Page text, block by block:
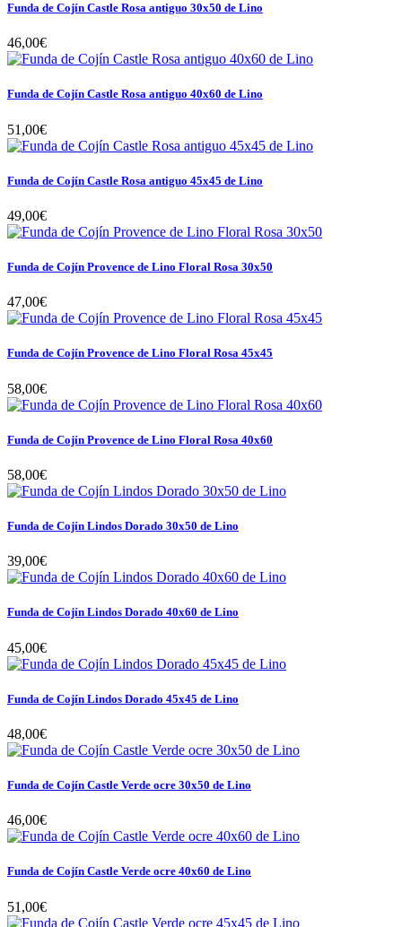
Funda de Cojín Castle Rosa antiguo 30x50 de Lino
46,00€
Funda de Cojín Castle Rosa antiguo 40x60 de Lino
51,00€
Funda de Cojín Castle Rosa antiguo 45x45 de Lino
49,00€
Funda de Cojín Provence de Lino Floral Rosa 30x50
47,00€
Funda de Cojín Provence de Lino Floral Rosa 45x45
58,00€
Funda de Cojín Provence de Lino Floral Rosa 40x60
58,00€
Funda de Cojín Lindos Dorado 30x50 de Lino
39,00€
Funda de Cojín Lindos Dorado 40x60 de Lino
45,00€
Funda de Cojín Lindos Dorado 45x45 de Lino
48,00€
Funda de Cojín Castle Verde ocre 30x50 de Lino
46,00€
Funda de Cojín Castle Verde ocre 40x60 de Lino
51,00€